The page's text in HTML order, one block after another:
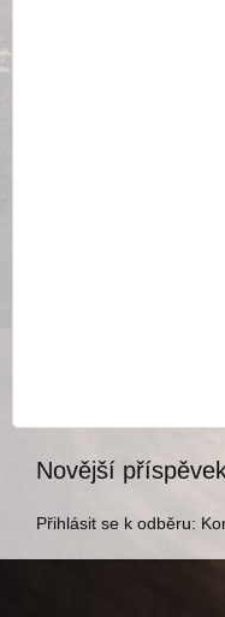
Novější
Přihlásit se k odběru: